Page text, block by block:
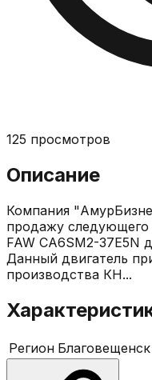
125 просмотров
Описание
Компания
продажу следующего
FAW CA6SM2-37E5N
Данный двигатель
производства КН...
Регион